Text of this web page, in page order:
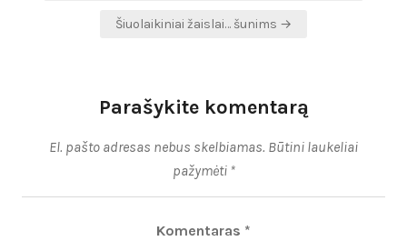
Šiuolaikiniai žaislai… šunims →
Parašykite komentarą
El. pašto adresas nebus skelbiamas. Būtini laukeliai
pažymėti *
Komentaras *